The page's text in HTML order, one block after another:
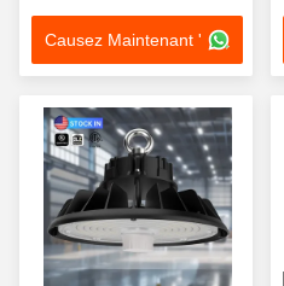
industriel
Causez Maintenant '